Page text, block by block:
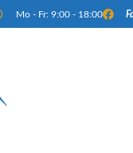
Mo - Fr: 9:00 - 18:00